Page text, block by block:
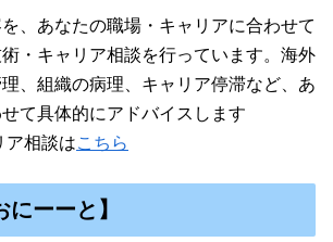
、あなたの職場・キャリアに合わせて
・キャリア相談を行っています。海外
、組織の病理、キャリア停滞など、あ
て具体的にアドバイスします
相談はこちら
にーーと】